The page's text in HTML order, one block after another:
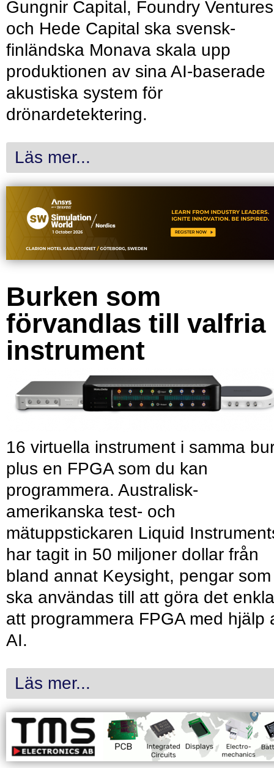
Gungnir Capital, Foundry Ventures
och Hede Capital ska svensk-
finländska Monava skala upp
produktionen av sina AI-baserade
akustiska system för
drönardetektering.
Läs mer...
Burken som
förvandlas till valfria
instrument
16 virtuella instrument i samma
plus en FPGA som du kan
programmera. Australisk-
amerikanska test- och
mätuppstickaren Liquid
har tagit in 50 miljoner dollar från
bland annat Keysight, pengar som
ska användas till att göra det
att programmera FPGA med hjälp
AI.
Läs mer...